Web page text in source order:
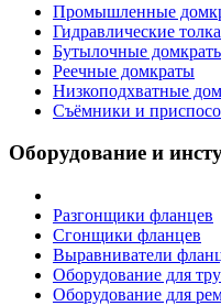
Промышленные
Гидравлические
Бутылочные
Реечные домкраты
Низкоподхватные
Съёмники и
Оборудование и
Разгонщики фланцев
Сгонщики фланцев
Выравниватели
Оборудование для
Оборудование для